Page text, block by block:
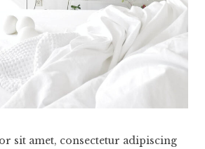
sit amet, consectetur adipiscing